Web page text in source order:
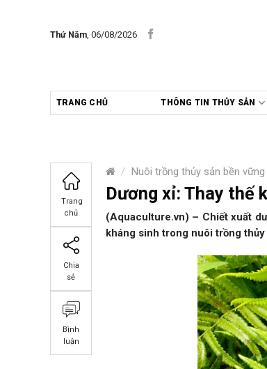
Thứ Năm, 06/08/2026
TRANG CHỦ THÔNG TIN THỦY SẢN
/ Nuôi trồng thủy sản bền vững
Trang
chủ
Chia
sẻ
Bình
luận
Dương xỉ: Thay thế
(Aquaculture.vn) – Chiết xuất
kháng sinh trong nuôi trồng thủy